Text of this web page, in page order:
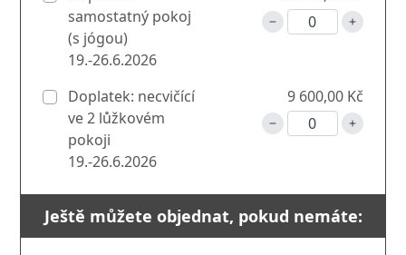
samostatný pokoj
(s jógou)
19.-26.6.2026
Doplatek: necvičící
ve 2 lůžkovém
pokoji
19.-26.6.2026
9 600,00 Kč
Ještě můžete objednat, pokud nemáte: